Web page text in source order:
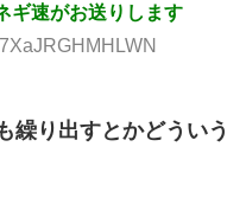
ギ速がお送りします
繰り出すとかどういう